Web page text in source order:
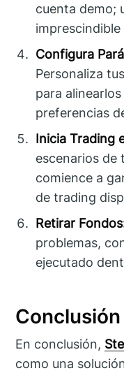
cuenta demo;
imprescindible
Configura
Personaliza
para
preferencias
Inicia Trading
escenarios de
comience a
de trading
Retirar
problemas,
ejecutado
Conclusión
En conclusión,
como una